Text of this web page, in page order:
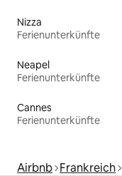
Nizza
Ferienunterkünfte
Neapel
Ferienunterkünfte
Cannes
Ferienunterkünfte
Airbnb Frankreich